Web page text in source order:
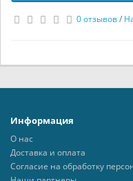
0 отзывов/
Информация
О нас
Доставка и оплата
Согласие на обработку